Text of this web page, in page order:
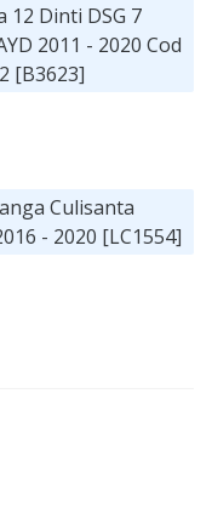
Dinti DSG 7
2011 - 2020 Cod
[B3623]
Culisanta
- 2020 [LC1554]